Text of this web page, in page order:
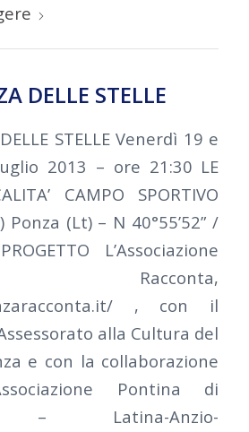
DELLE STELLE
STELLE Venerdì 19 e
2013 – ore 21:30 LE
CAMPO SPORTIVO
Ponza (Lt) – N 40°55’52” /
L’Associazione
Racconta,
, con il
alla Cultura del
e con la collaborazione
Pontina di
– Latina-Anzio-